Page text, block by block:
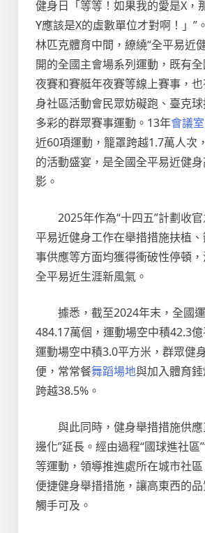
健身日「等等！如果我的愛是X，
Y應該是X的虛數單位才對啊！」”
林匹克體育中間，繚繞“全平易近
開的全國主會場系列運動，既有
夜賽和賽艇年夜賽等線上賽事，
身社區活動會民眾妨礙跑、臺克
多彩的群眾賽事運動。13年會議
近60項運動，籠罩跨越1.7萬人次
的活動盛宴，是全國全平易近健
影。
2025年作為“十四五”計劃收
平易近健身工作在舉措措施扶植
事供應等方面均獲得衝破性停頓
全平易近生涯新風氣。
據悉，截至2024年末，全國
484.17萬個，運動場空中積42.3
運動場空中積3.0平方米，群眾健
便，常常餐舞蹈場地與加入體育
跨越38.5%。
與此同時，健身舉措措施供應
邊化”延長。經由過程“國球進社區
等運動，領導推進處所在城市社
便捷健身舉措措施，讓高東西的
觸手可及。